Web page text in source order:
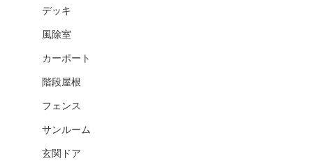
デッキ
風除室
カーポート
階段屋根
フェンス
サンルーム
玄関ドア